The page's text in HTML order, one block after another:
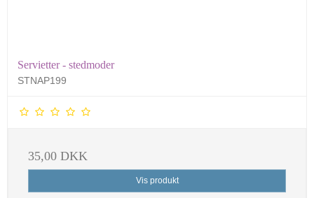
Servietter - stedmoder
STNAP199
35,00 DKK
Vis produkt